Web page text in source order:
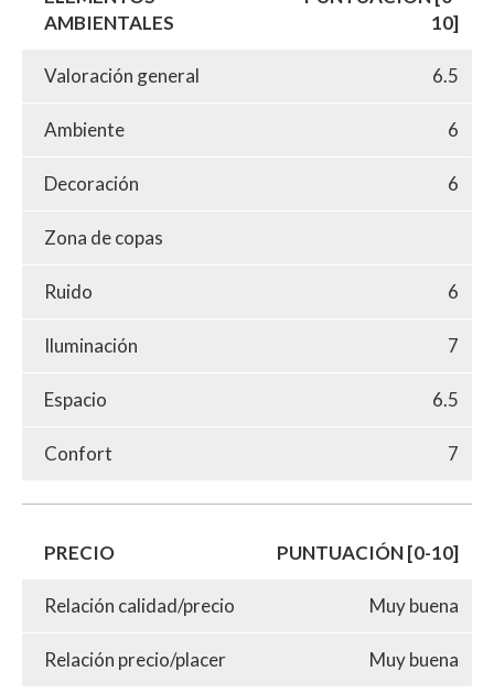
AMBIENTALES
10]
Valoración general 6.5
Ambiente 6
Decoración 6
Zona de copas
Ruido 6
Iluminación 7
Espacio 6.5
Confort 7
PRECIO PUNTUACIÓN [0-10]
Relación calidad/precio Muy buena
Relación precio/placer Muy buena